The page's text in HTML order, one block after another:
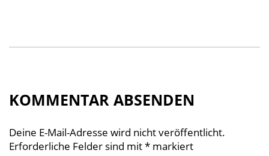
KOMMENTAR ABSENDEN
Deine E-Mail-Adresse wird nicht veröffentlicht.
Erforderliche Felder sind mit* markiert